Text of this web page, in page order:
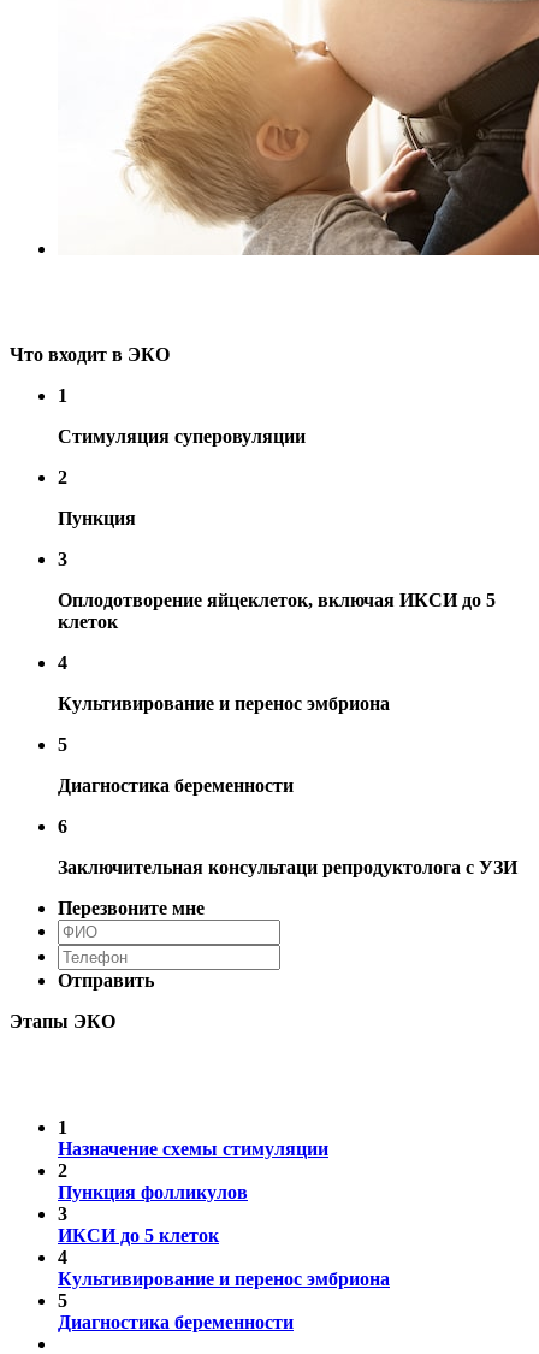
Что входит в ЭКО
1
Стимуляция суперовуляции
2
Пункция
3
Оплодотворение яйцеклеток, включая ИКСИ до 5
клеток
4
Культивирование и перенос эмбриона
5
Диагностика беременности
6
Заключительная консультаци репродуктолога с УЗИ
Перезвоните мне
Отправить
Этапы ЭКО
1
Назначение схемы стимуляции
2
Пункция фолликулов
3
ИКСИ до 5 клеток
4
Культивирование и перенос эмбриона
5
Диагностика беременности